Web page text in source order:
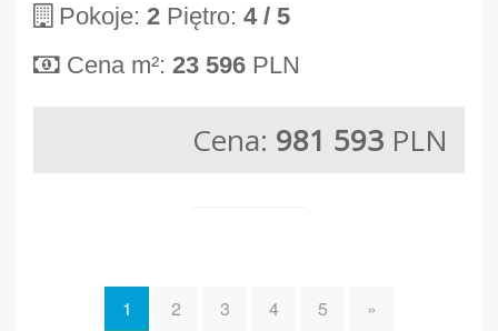
Pokoje: 2 Piętro: 4 / 5
Cena m²: 23 596 PLN
Cena: 981 593 PLN
1 2 3 4 5 »